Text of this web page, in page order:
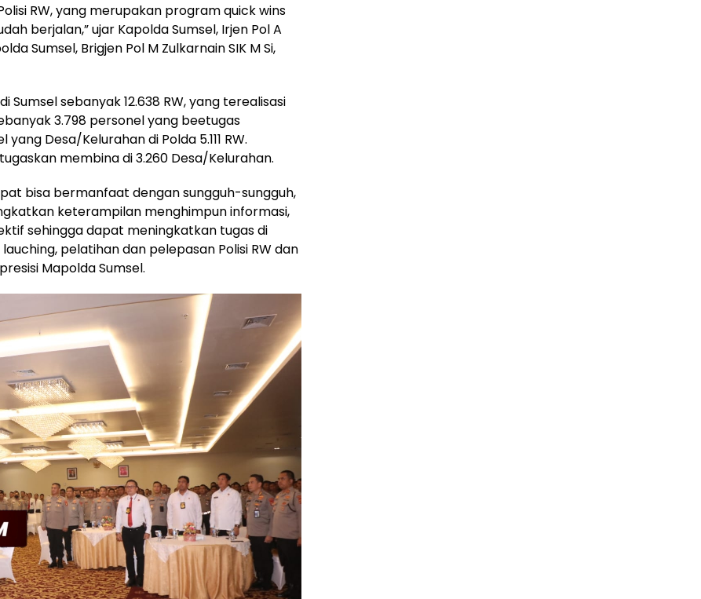
RW, yang merupakan program quick wins
berjalan,” ujar Kapolda Sumsel, Irjen Pol A
Sumsel, Brigjen Pol M Zulkarnain SIK M Si,
Sumsel sebanyak 12.638 RW, yang terealisasi
3.798 personel yang beetugas
Desa/Kelurahan di Polda 5.111 RW.
membina di 3.260 Desa/Kelurahan.
bisa bermanfaat dengan sungguh-sungguh,
keterampilan menghimpun informasi,
sehingga dapat meningkatkan tugas di
pelatihan dan pelepasan Polisi RW dan
Mapolda Sumsel.